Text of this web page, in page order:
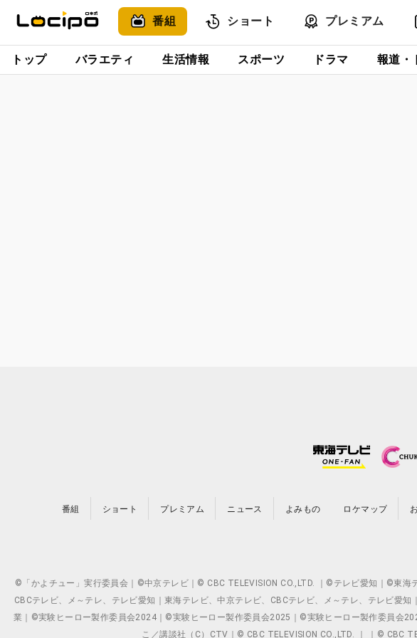
番組 ショート プレミアム
トップ バラエティ 生活情報 スポーツ ドラマ 報道・
番組 ショート プレミアム ニュース よみもの ロケマップ
©「かよチュー」実行委員会｜©中京テレビ｜© CBC TELEVISION CO.,LTD. ｜©テレビ愛知｜©東
CBCテレビ、メ～テレ、テレビ愛知｜東海テレビ、中京テレビ、CBCテレビ、メ～テレ、テレビ
業｜©実験ヒーロー製作委員会2024｜©実験ヒーロー製作委員会2025｜©実験ヒーロー製作委員会
こ／講談社（C）CTV｜© CBC TELEVISION CO.,LTD. ｜ ｜© CBC